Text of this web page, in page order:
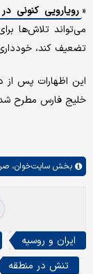
« رویارویی کنونی
می‌تواند تلاش‌ها
تضعیف کند،
این اظهارات پس از
خلیج فارس مطرح
بخش سایت‌خوان،
ایران و روسیه
تنش در منطقه